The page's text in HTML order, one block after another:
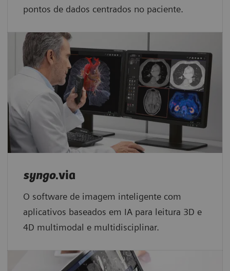
pontos de dados centrados no paciente.
syngo.via
O software de imagem inteligente com
aplicativos baseados em IA para leitura 3D e
4D multimodal e multidisciplinar.